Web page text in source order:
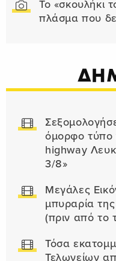
Το «σκουλήκι
πλάσμα που
όμορφο τύπο
highway
3/8»
Μεγάλες
μπυραρία
(πριν από το
Τόσα
Τελωνείων